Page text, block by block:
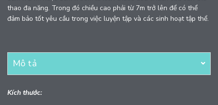
thao đa năng. Trong đó chiều cao phải từ 7m trở lên để có thể
đảm bảo tốt yêu cầu trong việc luyện tập và các sinh hoạt tập thể.
Mô tả
Kích thước: